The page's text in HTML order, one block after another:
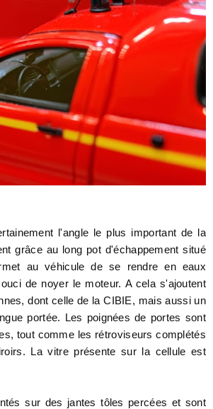
l'angle le plus important de la
grâce au long pot d'échappement situé
au véhicule de se rendre en eaux
de noyer le moteur. A cela s'ajoutent
dont celle de la CIBIE, mais aussi un
portée. Les poignées de portes sont
tout comme les rétroviseurs complétés
La vitre présente sur la cellule est
sur des jantes tôles percées et sont